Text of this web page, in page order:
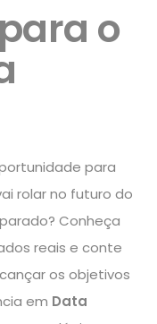
o
para
rolar no futuro do
Conheça
reais e conte
os objetivos
em Data